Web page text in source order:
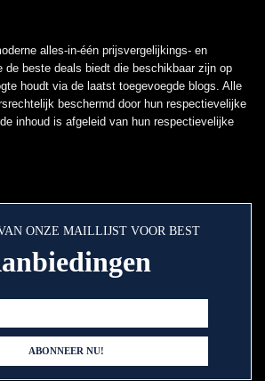
alles-in-één prijsvergelijkings- en
de beste deals biedt die beschikbaar zijn op
houdt via de laatst toegevoegde blogs. Alle
beschermd door hun respectievelijke
inhoud is afgeleid van hun respectievelijke
ONZE MAILLIJST VOOR BEST